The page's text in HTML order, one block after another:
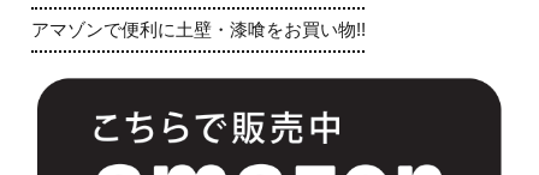
アマゾンで便利に土壁・漆喰をお買い物!!